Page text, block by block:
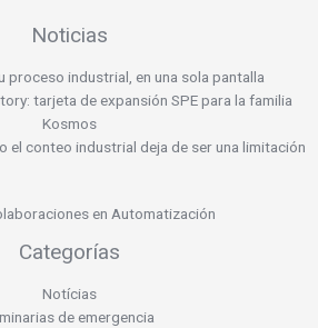
Noticias
proceso industrial, en una sola pantalla
tarjeta de expansión SPE para la familia
Kosmos
el conteo industrial deja de ser una limitación
en Automatización
Categorías
Notícias
de emergencia